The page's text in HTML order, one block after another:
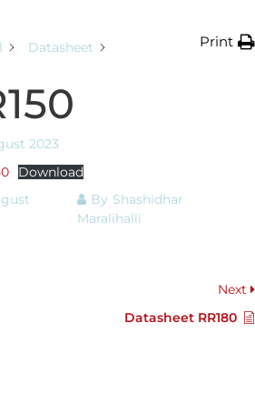
Datasheet
Print
2023
Download
By Shashidhar
Maralihalli
Next
Datasheet RR180